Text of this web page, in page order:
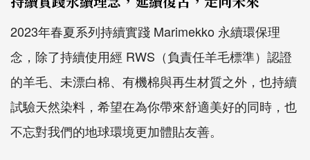
2023年春夏系列持續實踐 Marimekko 永續環保理
念，除了持續使用經 RWS（負責任羊毛標準）認證
的羊毛、未漂白棉、有機棉與再生材質之外，也持續
試驗天然染料，希望在為你帶來舒適美好的同時，也
不忘對我們的地球環境更加體貼友善。